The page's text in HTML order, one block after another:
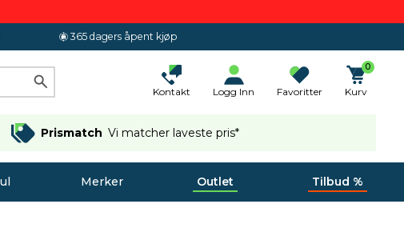
365 dagers åpent kjøp
Kontakt Logg Inn Favoritter
0
Kurv
Prismatch Vi matcher laveste pris*
Merker Outlet Tilbud %